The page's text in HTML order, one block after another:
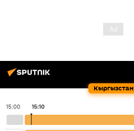
Кыргызстан
15:00 15:10